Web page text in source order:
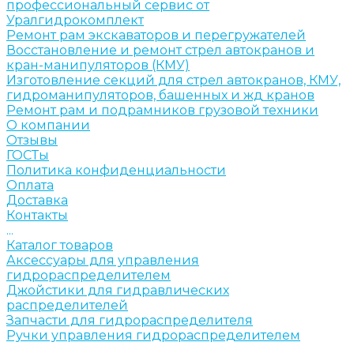
профессиональный сервис от
Уралгидрокомплект
Ремонт рам экскаваторов и перегружателей
Восстановление и ремонт стрел автокранов и
кран-манипуляторов (КМУ)
Изготовление секций для стрел автокранов, КМУ,
гидроманипуляторов, башенных и жд кранов
Ремонт рам и подрамников грузовой техники
О компании
Отзывы
ГОСТы
Политика конфиденциальности
Оплата
Доставка
Контакты
...
Каталог товаров
Аксессуары для управления
гидрораспределителем
Джойстики для гидравлических
распределителей
Запчасти для гидрораспределителя
Ручки управления гидрораспределителем